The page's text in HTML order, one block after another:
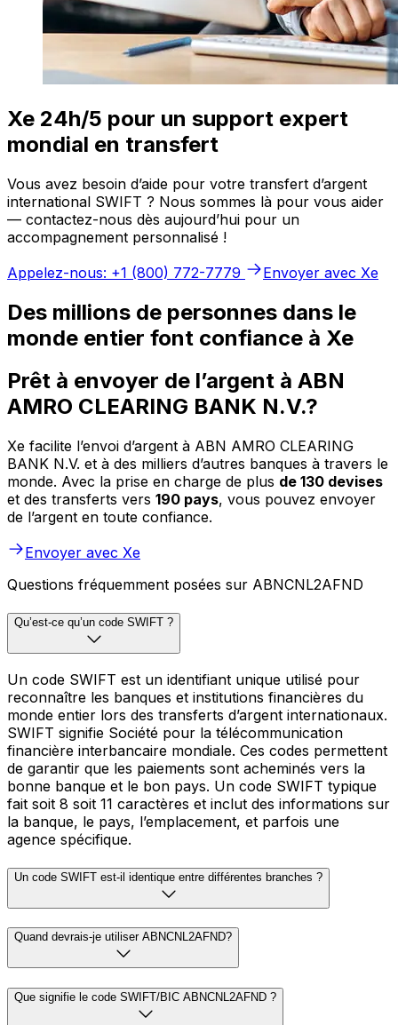
Xe 24h/5 pour un support expert
mondial en transfert
Vous avez besoin d’aide pour votre transfert d’argent
international SWIFT ? Nous sommes là pour vous aider
— contactez-nous dès aujourd’hui pour un
accompagnement personnalisé !
Appelez-nous: +1 (800) 772-7779
Envoyer avec Xe
Des millions de personnes dans le
monde entier font confiance à Xe
Prêt à envoyer de l’argent à ABN
AMRO CLEARING BANK N.V.?
Xe facilite l’envoi d’argent à ABN AMRO CLEARING
BANK N.V. et à des milliers d’autres banques à travers le
monde. Avec la prise en charge de plus de 130 devises
et des transferts vers 190 pays, vous pouvez envoyer
de l’argent en toute confiance.
Envoyer avec Xe
Questions fréquemment posées sur ABNCNL2AFND
Qu’est-ce qu’un code SWIFT ?
Un code SWIFT est un identifiant unique utilisé pour
reconnaître les banques et institutions financières du
monde entier lors des transferts d’argent internationaux.
SWIFT signifie Société pour la télécommunication
financière interbancaire mondiale. Ces codes permettent
de garantir que les paiements sont acheminés vers la
bonne banque et le bon pays. Un code SWIFT typique
fait soit 8 soit 11 caractères et inclut des informations sur
la banque, le pays, l’emplacement, et parfois une
agence spécifique.
Un code SWIFT est-il identique entre différentes branches ?
Quand devrais-je utiliser ABNCNL2AFND?
Que signifie le code SWIFT/BIC ABNCNL2AFND ?